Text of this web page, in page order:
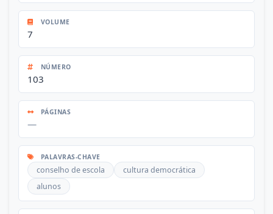
VOLUME
7
NÚMERO
103
PÁGINAS
—
PALAVRAS-CHAVE
conselho de escola
cultura democrática
alunos